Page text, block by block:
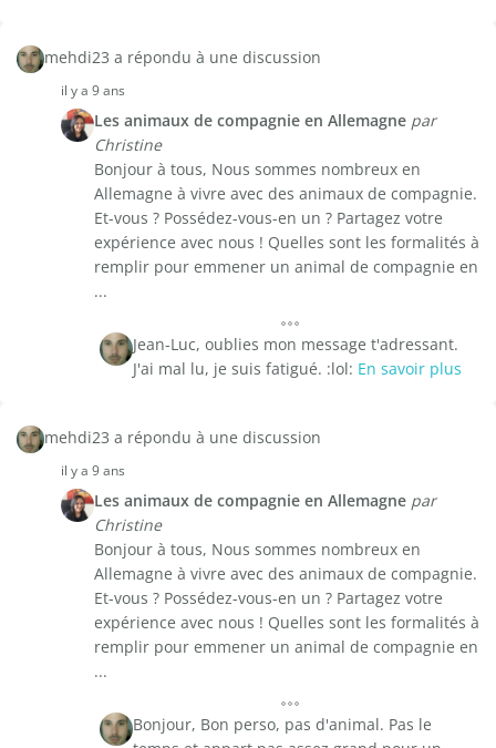
mehdi23 a répondu à une discussion
il y a 9 ans
Les animaux de compagnie en Allemagne par
Christine
Bonjour à tous, Nous sommes nombreux en
Allemagne à vivre avec des animaux de compagnie.
Et-vous ? Possédez-vous-en un ? Partagez votre
expérience avec nous ! Quelles sont les formalités à
remplir pour emmener un animal de compagnie en
...
Jean-Luc, oublies mon message t'adressant.
J'ai mal lu, je suis fatigué. :lol: En savoir plus
mehdi23 a répondu à une discussion
il y a 9 ans
Les animaux de compagnie en Allemagne par
Christine
Bonjour à tous, Nous sommes nombreux en
Allemagne à vivre avec des animaux de compagnie.
Et-vous ? Possédez-vous-en un ? Partagez votre
expérience avec nous ! Quelles sont les formalités à
remplir pour emmener un animal de compagnie en
...
Bonjour, Bon perso, pas d'animal. Pas le